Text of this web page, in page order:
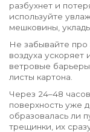
разбухнет и
используйте
мешковины,
Не забывайте про
воздуха ускоряет
ветровые
листы картона.
Через 24–48
поверхность уже
образовалась ли
трещинки, их